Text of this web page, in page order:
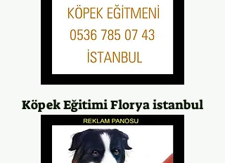
Köpek Eğitimi Florya istanbul